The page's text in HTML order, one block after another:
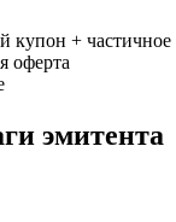
+ частичное
оферта
эмитента